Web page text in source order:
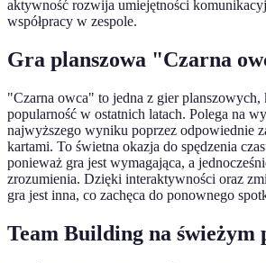
aktywność rozwija umiejętności
współpracy w zespole.
Gra planszowa "Czarna
"Czarna owca" to jedna z gier planszowych,
popularność w ostatnich latach. Polega na
najwyższego wyniku poprzez odpowiednie
kartami. To świetna okazja do spędzenia
ponieważ gra jest wymagająca, a
zrozumienia. Dzięki interaktywności oraz
gra jest inna, co zachęca do ponownego
Team Building na świeżym